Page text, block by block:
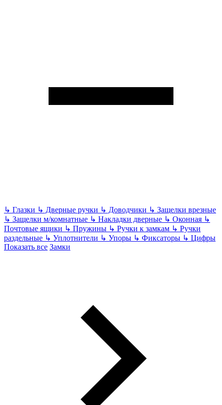
↳ Глазки ↳ Дверные ручки ↳ Доводчики ↳ Защелки врезные
↳ Защелки м/комнатные ↳ Накладки дверные ↳ Оконная ↳
Почтовые ящики ↳ Пружины ↳ Ручки к замкам ↳ Ручки
раздельные ↳ Уплотнители ↳ Упоры ↳ Фиксаторы ↳ Цифры
Показать все Замки